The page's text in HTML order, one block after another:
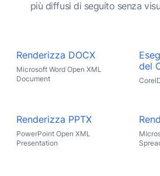
più diffusi di seguito senza
Renderizza DOCX
Microsoft Word Open XML
Document
del
Renderizza PPTX
PowerPoint Open XML
Presentation